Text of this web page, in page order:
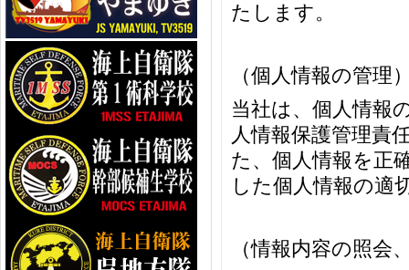
たします。
（個人情報の管理
当社は、個人情報
人情報保護管理責
た、個人情報を正
した個人情報の適
（情報内容の照会